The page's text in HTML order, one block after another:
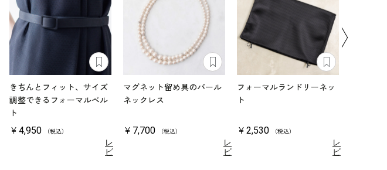
きちんとフィット、サイズ
調整できるフォーマルベル
ト
￥4,950 （税込）
レ
ビ
マグネット留め具のパール
ネックレス
￥7,700 （税込）
レ
ビ
フォーマルランドリーネッ
ト
￥2,530 （税込）
レ
ビ